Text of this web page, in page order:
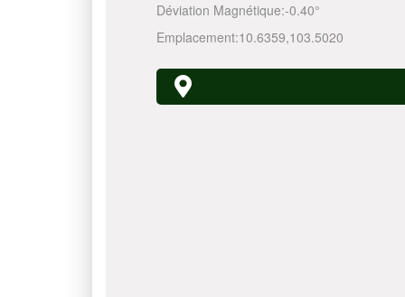
Déviation Magnétique:-0.40°
Emplacement:10.6359,103.5020